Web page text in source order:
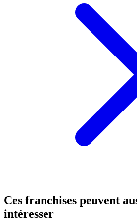
Ces franchises peuvent
intéresser